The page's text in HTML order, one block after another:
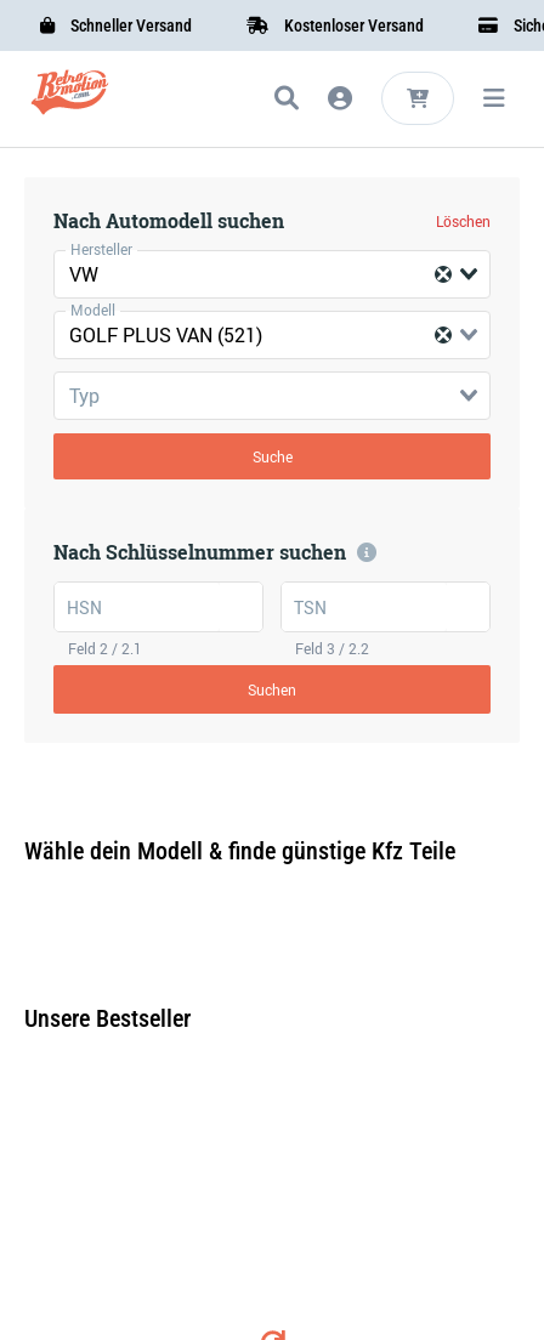
Schneller Versand Kostenloser Versand
Nach Automodell suchen
Löschen
Hersteller
VW
Modell
GOLF PLUS VAN (521)
Typ
Suche
Nach Schlüsselnummer suchen
HSN
Feld 2 / 2.1
TSN
Feld 3 / 2.2
Suchen
Wähle dein Modell & finde günstige Kfz Teile
Unsere Bestseller